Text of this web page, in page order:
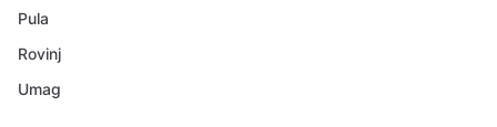
Pula
Rovinj
Umag